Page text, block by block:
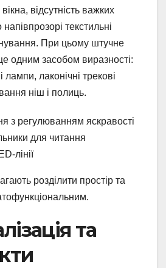
відсутність важких
текстильні
При цьому штучне
одним засобом виразності:
лампи, лаконічні трекові
ніш і полиць.
з регулюванням яскравості
для читання
лінії
розділити простір та
та